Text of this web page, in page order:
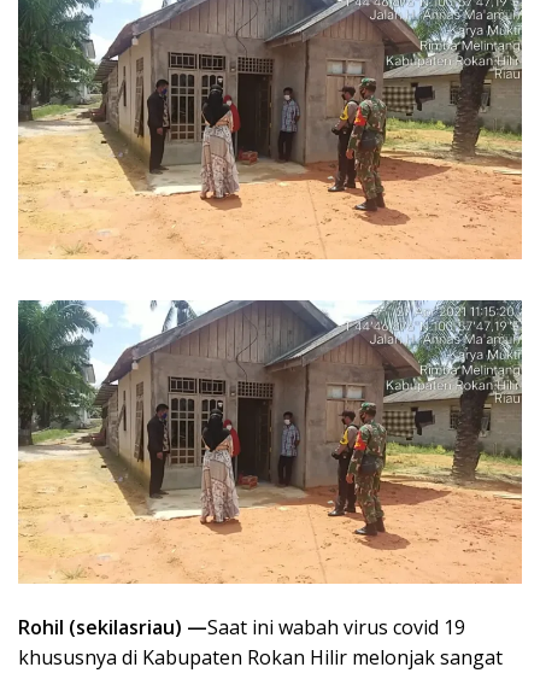
Rohil (sekilasriau) —Saat ini wabah virus covid 19
khususnya di Kabupaten Rokan Hilir melonjak sangat